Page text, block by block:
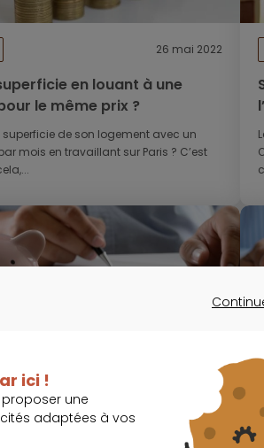
26 mai 2022
en louant à une
le même prix ?
superficie de son logement avec un
mois en travaillant sur Paris ? C’est
commencent à
ici !
une
adaptées à vos